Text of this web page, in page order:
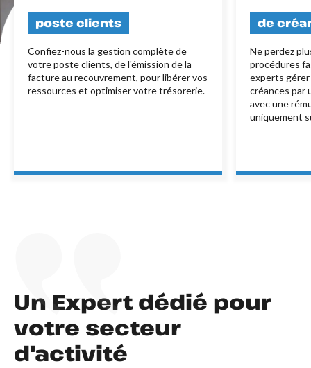
poste clients
Confiez-nous la gestion complète de
votre poste clients, de l'émission de la
facture au recouvrement, pour libérer vos
ressources et optimiser votre trésorerie.
de
Ne perdez
procédures
experts
créances par
avec une
uniquement
Un Expert dédié pour
votre secteur
d'activité